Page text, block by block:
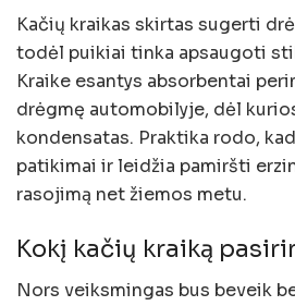
Kačių kraikas skirtas sugerti
todėl puikiai tinka apsaugoti
Kraike esantys absorbentai
drėgmę automobilyje, dėl
kondensatas. Praktika rodo,
patikimai ir leidžia pamiršti
rasojimą net žiemos metu.
Kokį kačių kraiką
Nors veiksmingas bus beveik